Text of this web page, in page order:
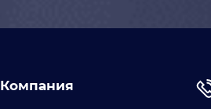
Компания